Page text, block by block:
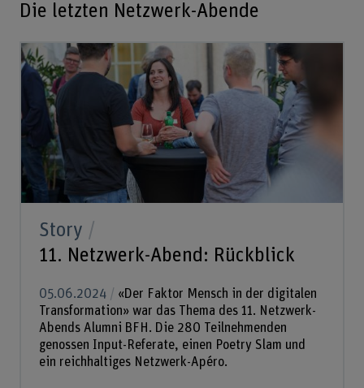
Die letzten Netzwerk-Abende
Story
11. Netzwerk-Abend: Rückblick
05.06.2024
«Der Faktor Mensch in der digitalen
Transformation» war das Thema des 11. Netzwerk-
Abends Alumni BFH. Die 280 Teilnehmenden
genossen Input-Referate, einen Poetry Slam und
ein reichhaltiges Netzwerk-Apéro.